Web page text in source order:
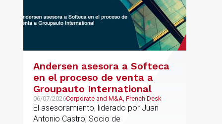
Andersen asesora a Softeca
en el proceso de venta a
Groupauto International
06/07/2026Corporate and M&A, French Desk
El asesoramiento, liderado por Juan
Antonio Castro, Socio de